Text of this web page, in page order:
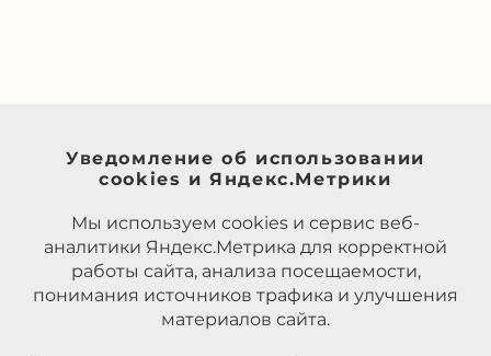
Уведомление об использовании
cookies и Яндекс.Метрики
Мы используем cookies и сервис веб-
аналитики Яндекс.Метрика для корректной
работы сайта, анализа посещаемости,
понимания источников трафика и улучшения
материалов сайта.